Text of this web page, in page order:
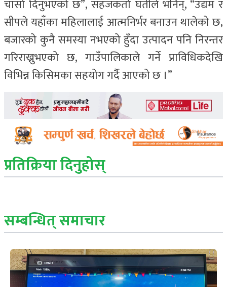
चासो दिनुभएको छ”, सहजकर्ता घर्तीले भनिन्, “उद्यम र
सीपले यहाँका महिलालाई आत्मनिर्भर बनाउन थालेको छ,
बजारको कुनै समस्या नभएको हुँदा उत्पादन पनि निरन्तर
गरिराख्नुभएको छ, गाउँपालिकाले गर्ने प्राविधिकदेखि
विभिन्न किसिमका सहयोग गर्दै आएको छ ।”
प्रतिक्रिया दिनुहोस्
सम्बन्धित् समाचार